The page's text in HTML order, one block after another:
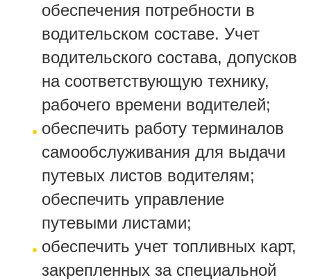
обеспечения потребности в
водительском составе. Учет
водительского состава, допусков
на соответствующую технику,
рабочего времени водителей;
обеспечить работу терминалов
самообслуживания для выдачи
путевых листов водителям;
обеспечить управление
путевыми листами;
обеспечить учет топливных карт,
закрепленных за специальной